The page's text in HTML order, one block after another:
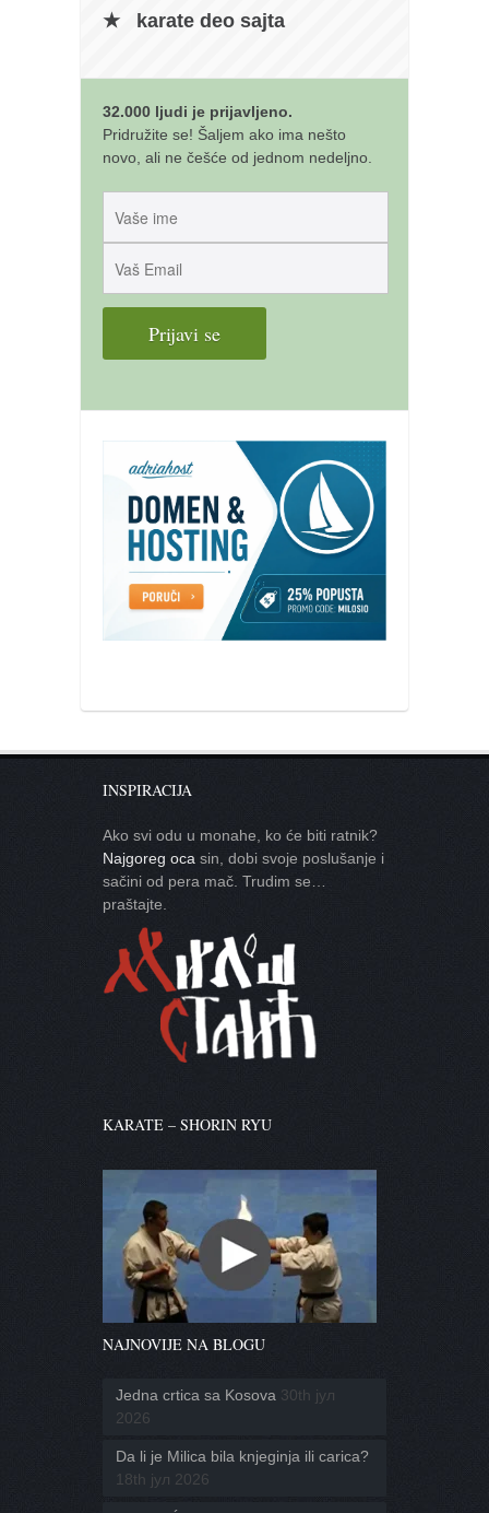
karate deo sajta
32.000 ljudi je prijavljeno.
Pridružite se! Šaljem ako ima nešto
novo, ali ne češće od jednom nedeljno.
INSPIRACIJA
Ako svi odu u monahe, ko će biti ratnik?
Najgoreg oca sin, dobi svoje poslušanje i
sačini od pera mač. Trudim se…
praštajte.
KARATE – SHORIN RYU
NAJNOVIJE NA BLOGU
Jedna crtica sa Kosova 30th јул
2026
Da li je Milica bila knjeginja ili carica?
18th јул 2026